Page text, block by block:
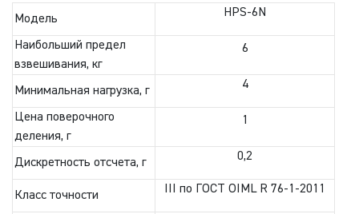
Модель HPS-6N
Наибольший предел
взвешивания, кг
6
Минимальная нагрузка, г 4
Цена поверочного
деления, г
1
Дискретность отсчета, г 0,2
Класс точности III по ГОСТ OIML R 76-1-2011